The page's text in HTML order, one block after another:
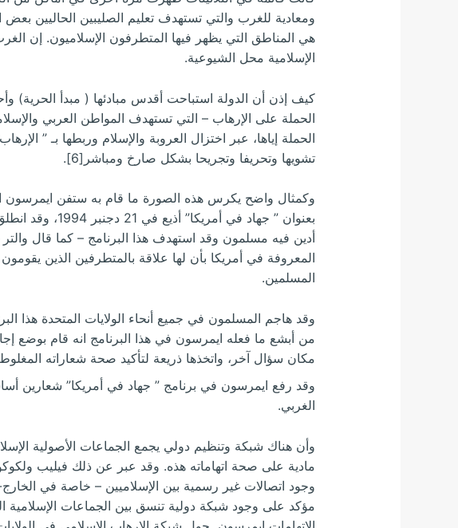
ومعادية للغرب والتي تستهدف تعليم الصليبين الحاليين
هي المناطق التي يظهر فيها المتطرفون الإسلاميون. إن
الإسلامية محل الشيوعية.
كيف إذن أن الدولة استباحت أقدس مبادئها ( مبدأ
الحملة على الإرهاب – التي تستهدف المواطن العربي
الحملة إياها، عبر اختزال العروبة والإسلام وربطها بـ ”
تشويها وتحريفا وتجريحا بشكل صارخ ومباشر[6].
وكمثال واضح يكرس هذه الصورة ما قام به ستفن ايمرسون
بعنوان ” جهاد
أدين فيه مسلمون وقد استهدف هذا البرنامج – كما قال والتر
المعروفة في أمريكا بأن لها علاقة بالمتطرفين الذين
المسلمين.
وقد هاجم المسلمون في جميع أنحاء الولايات المتحدة هذا
من أبشع ما فعله ايمرسون في هذا البرنامج انه قام بوضع
مكان سؤال آخر، واتخذها ذريعة لتأكيد صحة شعاراته
وقد رفع ايمرسون في برنامج ” جهاد في أمريكا” شعارين
الغربي.
وأن هناك شبكة وتنظيم دولي يجمع الجماعات الأصولية
وجود اتصالات غير رسمية بين الإسلاميين – خاصة في
مؤكد على وجود شبكة دولية تنسق بين الجماعات الإسلامية